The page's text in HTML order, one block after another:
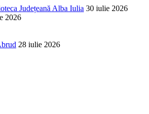
Județeană Alba Iulia 30 iulie 2026
2026
28 iulie 2026